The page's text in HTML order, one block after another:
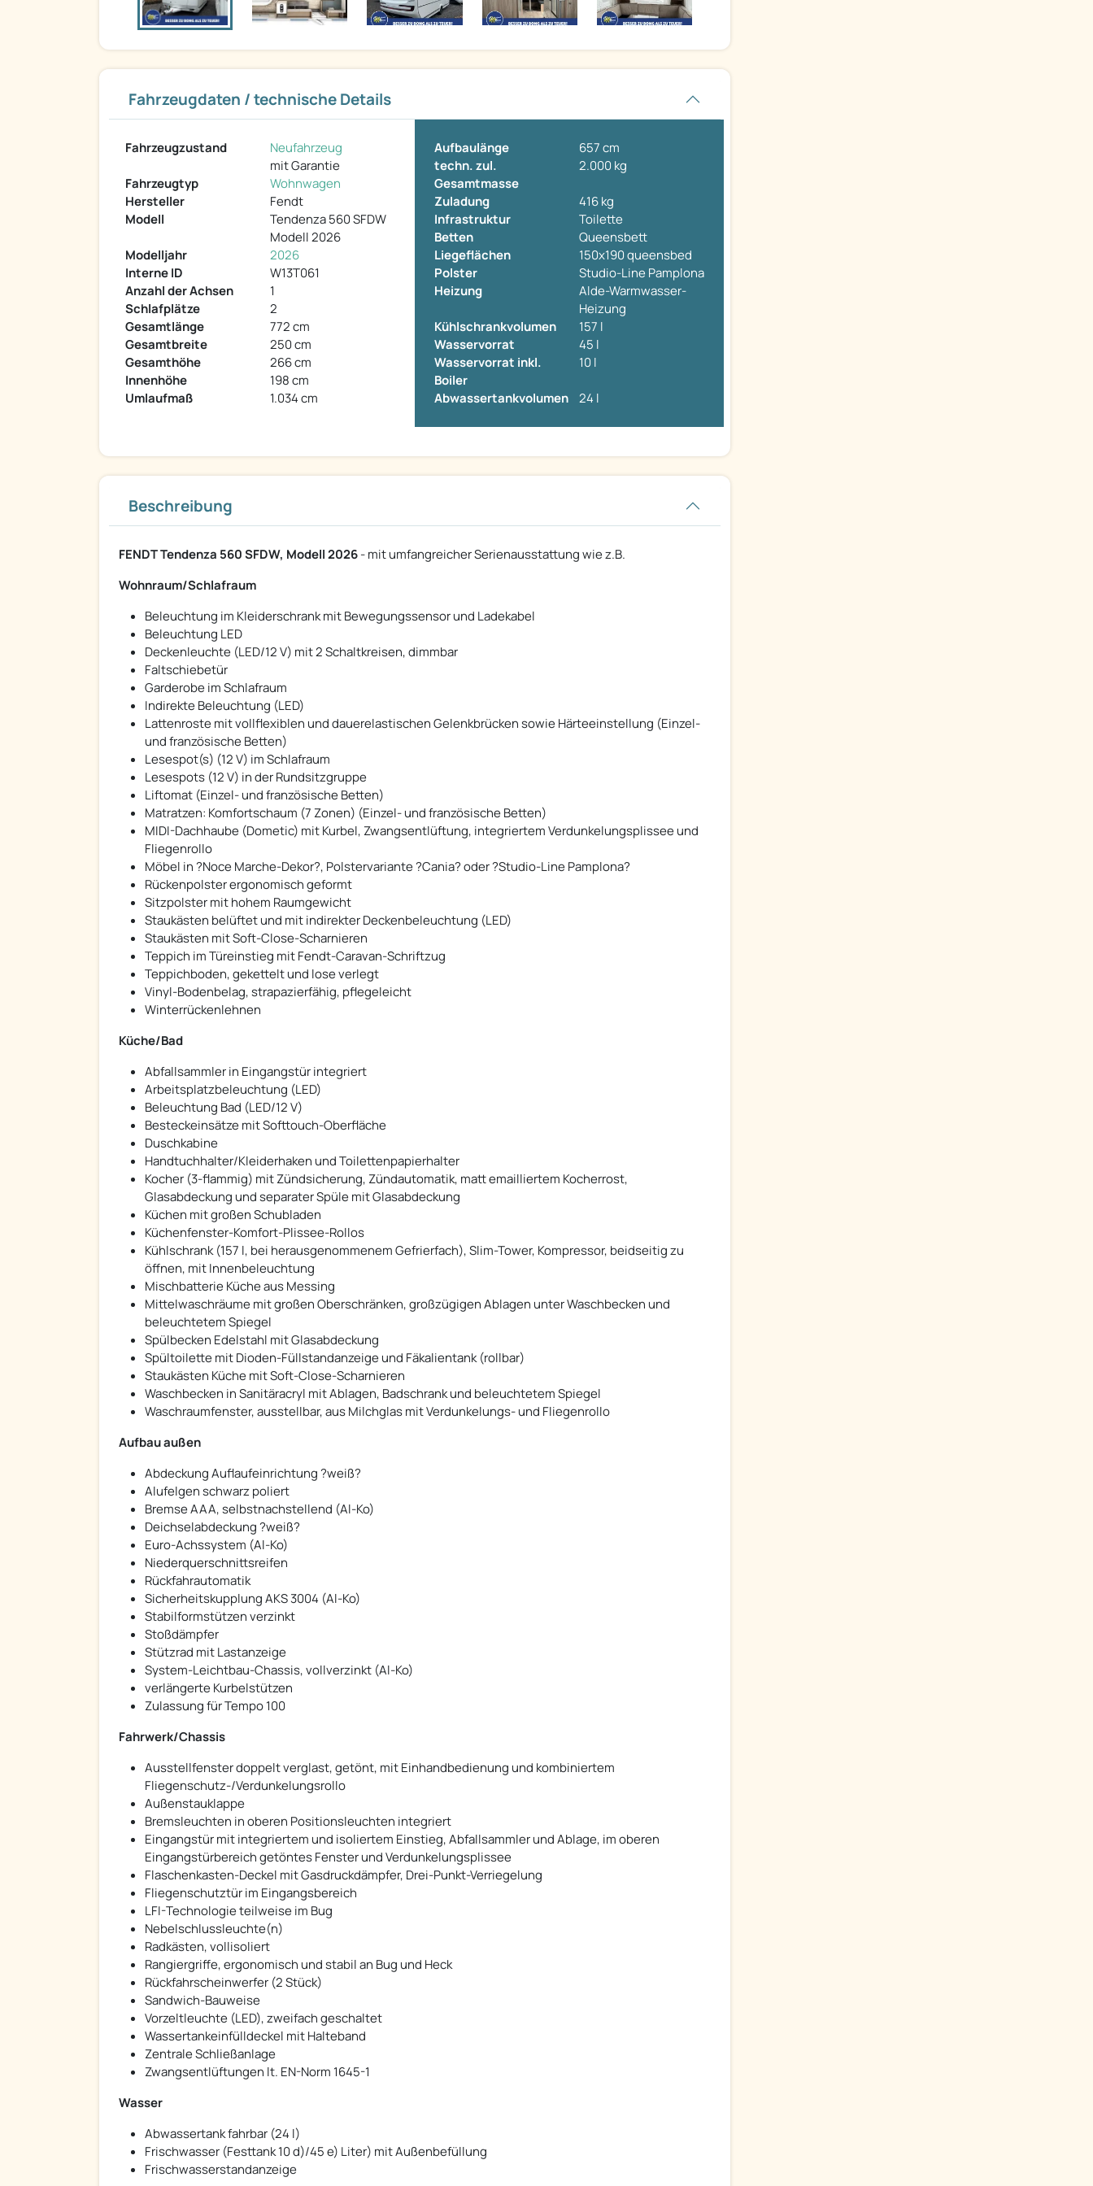
Fahrzeugdaten / technische Details
Fahrzeugzustand
Neufahrzeug
mit Garantie
Fahrzeugtyp
Wohnwagen
Hersteller
Fendt
Modell
Tendenza 560 SFDW
Modell 2026
Modelljahr
2026
Interne ID
W13T061
Anzahl der Achsen
1
Schlafplätze
2
Gesamtlänge
772 cm
Gesamtbreite
250 cm
Gesamthöhe
266 cm
Innenhöhe
198 cm
Umlaufmaß
1.034 cm
Aufbaulänge
657 cm
techn. zul.
Gesamtmasse
2.000 kg
Zuladung
416 kg
Infrastruktur
Toilette
Betten
Queensbett
Liegeflächen
150x190 queensbed
Polster
Studio-Line Pamplona
Heizung
Alde-Warmwasser-
Heizung
Kühlschrankvolumen
157 l
Wasservorrat
45 l
Wasservorrat inkl.
Boiler
10 l
Abwassertankvolumen 24 l
Beschreibung
FENDT Tendenza 560 SFDW, Modell 2026- mit umfangreicher Serienausstattung wie z.B.
Wohnraum/Schlafraum
Beleuchtung im Kleiderschrank mit Bewegungssensor und Ladekabel
Beleuchtung LED
Deckenleuchte (LED/12 V) mit 2 Schaltkreisen, dimmbar
Faltschiebetür
Garderobe im Schlafraum
Indirekte Beleuchtung (LED)
Lattenroste mit vollflexiblen und dauerelastischen Gelenkbrücken sowie Härteeinstellung (Einzel-
und französische Betten)
Lesespot(s) (12 V) im Schlafraum
Lesespots (12 V) in der Rundsitzgruppe
Liftomat (Einzel- und französische Betten)
Matratzen: Komfortschaum (7 Zonen) (Einzel- und französische Betten)
MIDI-Dachhaube (Dometic) mit Kurbel, Zwangsentlüftung, integriertem Verdunkelungsplissee und
Fliegenrollo
Möbel in ?Noce Marche-Dekor?, Polstervariante ?Cania? oder ?Studio-Line Pamplona?
Rückenpolster ergonomisch geformt
Sitzpolster mit hohem Raumgewicht
Staukästen belüftet und mit indirekter Deckenbeleuchtung (LED)
Staukästen mit Soft-Close-Scharnieren
Teppich im Türeinstieg mit Fendt-Caravan-Schriftzug
Teppichboden, gekettelt und lose verlegt
Vinyl-Bodenbelag, strapazierfähig, pflegeleicht
Winterrückenlehnen
Küche/Bad
Abfallsammler in Eingangstür integriert
Arbeitsplatzbeleuchtung (LED)
Beleuchtung Bad (LED/12 V)
Besteckeinsätze mit Softtouch-Oberfläche
Duschkabine
Handtuchhalter/Kleiderhaken und Toilettenpapierhalter
Kocher (3-flammig) mit Zündsicherung, Zündautomatik, matt emailliertem Kocherrost,
Glasabdeckung und separater Spüle mit Glasabdeckung
Küchen mit großen Schubladen
Küchenfenster-Komfort-Plissee-Rollos
Kühlschrank (157 l, bei herausgenommenem Gefrierfach), Slim-Tower, Kompressor, beidseitig zu
öffnen, mit Innenbeleuchtung
Mischbatterie Küche aus Messing
Mittelwaschräume mit großen Oberschränken, großzügigen Ablagen unter Waschbecken und
beleuchtetem Spiegel
Spülbecken Edelstahl mit Glasabdeckung
Spültoilette mit Dioden-Füllstandanzeige und Fäkalientank (rollbar)
Staukästen Küche mit Soft-Close-Scharnieren
Waschbecken in Sanitäracryl mit Ablagen, Badschrank und beleuchtetem Spiegel
Waschraumfenster, ausstellbar, aus Milchglas mit Verdunkelungs- und Fliegenrollo
Aufbau außen
Abdeckung Auflaufeinrichtung ?weiß?
Alufelgen schwarz poliert
Bremse AAA, selbstnachstellend (Al-Ko)
Deichselabdeckung ?weiß?
Euro-Achssystem (Al-Ko)
Niederquerschnittsreifen
Rückfahrautomatik
Sicherheitskupplung AKS 3004 (Al-Ko)
Stabilformstützen verzinkt
Stoßdämpfer
Stützrad mit Lastanzeige
System-Leichtbau-Chassis, vollverzinkt (Al-Ko)
verlängerte Kurbelstützen
Zulassung für Tempo 100
Fahrwerk/Chassis
Ausstellfenster doppelt verglast, getönt, mit Einhandbedienung und kombiniertem
Fliegenschutz-/Verdunkelungsrollo
Außenstauklappe
Bremsleuchten in oberen Positionsleuchten integriert
Eingangstür mit integriertem und isoliertem Einstieg, Abfallsammler und Ablage, im oberen
Eingangstürbereich getöntes Fenster und Verdunkelungsplissee
Flaschenkasten-Deckel mit Gasdruckdämpfer, Drei-Punkt-Verriegelung
Fliegenschutztür im Eingangsbereich
LFI-Technologie teilweise im Bug
Nebelschlussleuchte(n)
Radkästen, vollisoliert
Rangiergriffe, ergonomisch und stabil an Bug und Heck
Rückfahrscheinwerfer (2 Stück)
Sandwich-Bauweise
Vorzeltleuchte (LED), zweifach geschaltet
Wassertankeinfülldeckel mit Halteband
Zentrale Schließanlage
Zwangsentlüftungen lt. EN-Norm 1645-1
Wasser
Abwassertank fahrbar (24 l)
Frischwasser (Festtank 10 d)/45 e) Liter) mit Außenbefüllung
Frischwasserstandanzeige